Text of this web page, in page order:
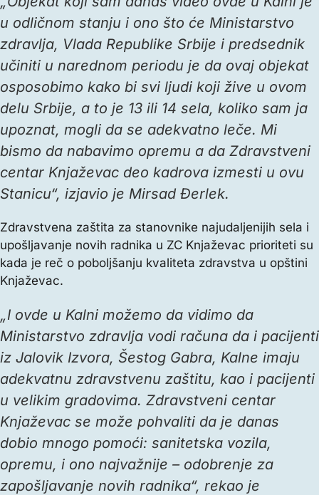
u odličnom stanju i ono što će Ministarstvo
zdravlja, Vlada Republike Srbije i predsednik
učiniti u narednom periodu je da ovaj objekat
osposobimo kako bi svi ljudi koji žive u ovom
delu Srbije, a to je 13 ili 14 sela, koliko sam ja
upoznat, mogli da se adekvatno leče. Mi
bismo da nabavimo opremu a da Zdravstveni
centar Knjaževac deo kadrova izmesti u ovu
Stanicu“, izjavio je Mirsad Đerlek.
Zdravstvena zaštita za stanovnike najudaljenijih sela i
upošljavanje novih radnika u ZC Knjaževac prioriteti su
kada je reč o poboljšanju kvaliteta zdravstva u opštini
Knjaževac.
„I ovde u Kalni možemo da vidimo da
Ministarstvo zdravlja vodi računa da i pacijenti
iz Jalovik Izvora, Šestog Gabra, Kalne imaju
adekvatnu zdravstvenu zaštitu, kao i pacijenti
u velikim gradovima. Zdravstveni centar
Knjaževac se može pohvaliti da je danas
dobio mnogo pomoći: sanitetska vozila,
opremu, i ono najvažnije – odobrenje za
zapošljavanje novih radnika“, rekao je